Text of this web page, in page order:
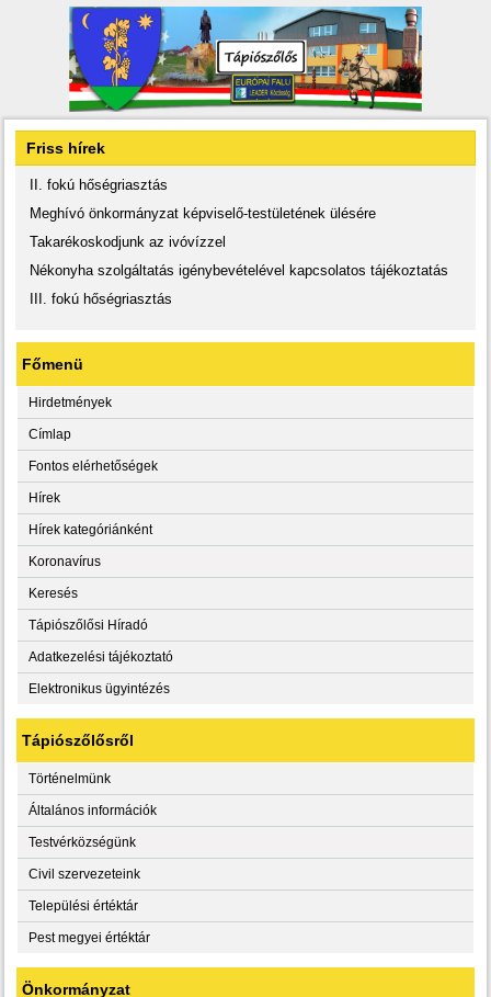
Friss hírek
II. fokú hőségriasztás
Meghívó önkormányzat képviselő-testületének ülésére
Takarékoskodjunk az ivóvízzel
Nékonyha szolgáltatás igénybevételével kapcsolatos tájékoztatás
III. fokú hőségriasztás
Főmenü
Hirdetmények
Címlap
Fontos elérhetőségek
Hírek
Hírek kategóriánként
Koronavírus
Keresés
Tápiószőlősi Híradó
Adatkezelési tájékoztató
Elektronikus ügyintézés
Tápiószőlősről
Történelmünk
Általános információk
Testvérközségünk
Civil szervezeteink
Települési értéktár
Pest megyei értéktár
Önkormányzat